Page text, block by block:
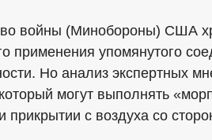
войны (Минобороны) США
применения упомянутого
Но анализ экспертных
который могут выполнять
прикрытии с воздуха со